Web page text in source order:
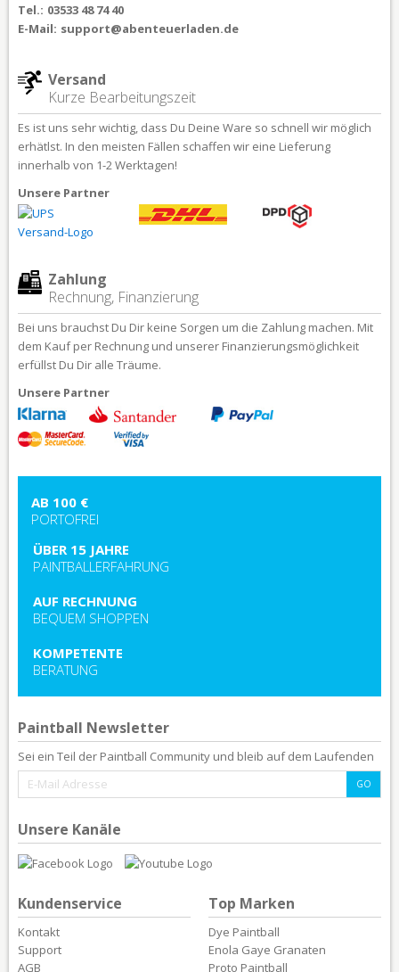
Tel.: 03533 48 74 40
E-Mail: support@abenteuerladen.de
Versand
Kurze Bearbeitungszeit
Es ist uns sehr wichtig, dass Du Deine Ware so schnell wir möglich
erhätlst. In den meisten Fällen schaffen wir eine Lieferung
innerhalb von 1-2 Werktagen!
Unsere Partner
Zahlung
Rechnung, Finanzierung
Bei uns brauchst Du Dir keine Sorgen um die Zahlung machen. Mit
dem Kauf per Rechnung und unserer Finanzierungsmöglichkeit
erfüllst Du Dir alle Träume.
Unsere Partner
AB 100 €
PORTOFREI
ÜBER 15 JAHRE
PAINTBALLERFAHRUNG
AUF RECHNUNG
BEQUEM SHOPPEN
KOMPETENTE
BERATUNG
Paintball Newsletter
Sei ein Teil der Paintball Community und bleib auf dem Laufenden
Unsere Kanäle
Kundenservice
Kontakt
Support
AGB
Top Marken
Dye Paintball
Enola Gaye Granaten
Proto Paintball